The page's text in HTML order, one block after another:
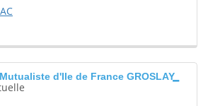
d'Ile de France GROSLAY